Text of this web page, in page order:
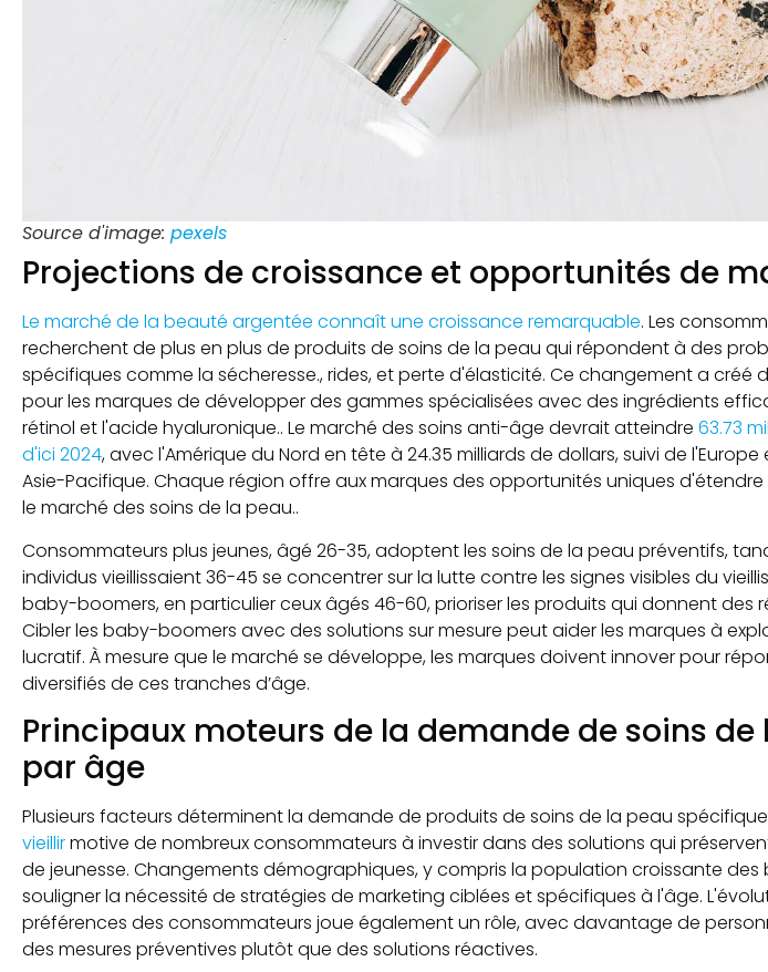
Source d'image:pexels
Projections de croissance et opportunités de
Le marché de la beauté argentée connaît une croissance remarquable. Les
recherchent de plus en plus de produits de soins de la peau qui répondent à des
spécifiques comme la sécheresse., rides, et perte d'élasticité. Ce changement a créé
pour les marques de développer des gammes spécialisées avec des ingrédients
rétinol et l'acide hyaluronique.. Le marché des soins anti-âge devrait atteindre 63.73
d'ici 2024, avec l'Amérique du Nord en tête à 24.35 milliards de dollars, suivi de
Asie-Pacifique. Chaque région offre aux marques des opportunités uniques d'étendre
le marché des soins de la peau..
Consommateurs plus jeunes, âgé 26-35, adoptent les soins de la peau préventifs,
individus vieillissaient 36-45 se concentrer sur la lutte contre les signes visibles du
baby-boomers, en particulier ceux âgés 46-60, prioriser les produits qui donnent des
Cibler les baby-boomers avec des solutions sur mesure peut aider les marques à
lucratif. À mesure que le marché se développe, les marques doivent innover pour
diversifiés de ces tranches d’âge.
Principaux moteurs de la demande de soins de
par âge
Plusieurs facteurs déterminent la demande de produits de soins de la peau
vieillirmotive de nombreux consommateurs à investir dans des solutions qui
de jeunesse. Changements démographiques, y compris la population croissante
souligner la nécessité de stratégies de marketing ciblées et spécifiques à l'âge.
préférences des consommateurs joue également un rôle, avec davantage de
des mesures préventives plutôt que des solutions réactives.